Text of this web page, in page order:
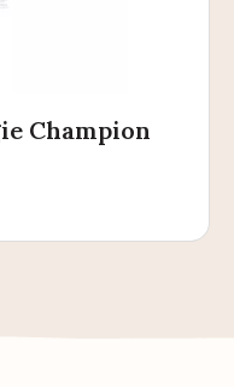
Champion